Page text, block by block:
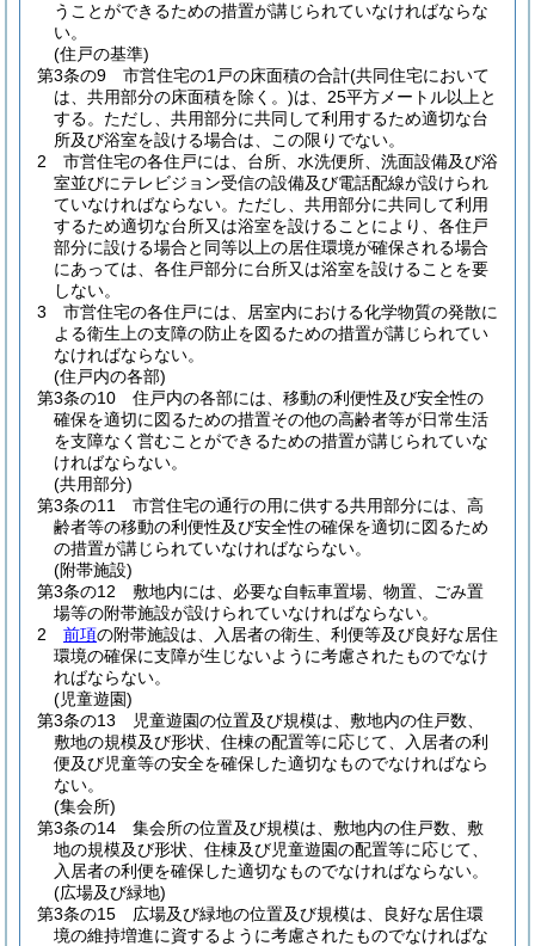
うことができるための措置が講じられていなければならな
い。
(住戸の基準)
第3条の9
市営住宅の1戸の床面積の合計(共同住宅において
は、共用部分の床面積を除く。)は、25平方メートル以上と
する。 ただし、共用部分に共同して利用するため適切な台
所及び浴室を設ける場合は、この限りでない。
2
市営住宅の各住戸には、台所、水洗便所、洗面設備及び浴
室並びにテレビジョン受信の設備及び電話配線が設けられ
ていなければならない。 ただし、共用部分に共同して利用
するため適切な台所又は浴室を設けることにより、各住戸
部分に設ける場合と同等以上の居住環境が確保される場合
にあっては、各住戸部分に台所又は浴室を設けることを要
しない。
3
市営住宅の各住戸には、居室内における化学物質の発散に
よる衛生上の支障の防止を図るための措置が講じられてい
なければならない。
(住戸内の各部)
第3条の10
住戸内の各部には、移動の利便性及び安全性の
確保を適切に図るための措置その他の高齢者等が日常生活
を支障なく営むことができるための措置が講じられていな
ければならない。
(共用部分)
第3条の11
市営住宅の通行の用に供する共用部分には、高
齢者等の移動の利便性及び安全性の確保を適切に図るため
の措置が講じられていなければならない。
(附帯施設)
第3条の12
敷地内には、必要な自転車置場、物置、ごみ置
場等の附帯施設が設けられていなければならない。
2
前項の附帯施設は、入居者の衛生、利便等及び良好な居住
環境の確保に支障が生じないように考慮されたものでなけ
ればならない。
(児童遊園)
第3条の13
児童遊園の位置及び規模は、敷地内の住戸数、
敷地の規模及び形状、住棟の配置等に応じて、入居者の利
便及び児童等の安全を確保した適切なものでなければなら
ない。
(集会所)
第3条の14
集会所の位置及び規模は、敷地内の住戸数、敷
地の規模及び形状、住棟及び児童遊園の配置等に応じて、
入居者の利便を確保した適切なものでなければならない。
(広場及び緑地)
第3条の15
広場及び緑地の位置及び規模は、良好な居住環
境の維持増進に資するように考慮されたものでなければな